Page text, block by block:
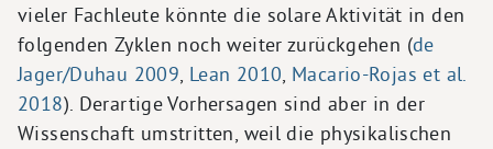
vieler Fachleute könnte die solare Aktivität in den
folgenden Zyklen noch weiter zurückgehen (de
Jager/Duhau 2009, Lean 2010, Macario-Rojas et al.
2018). Derartige Vorhersagen sind aber in der
Wissenschaft umstritten, weil die physikalischen